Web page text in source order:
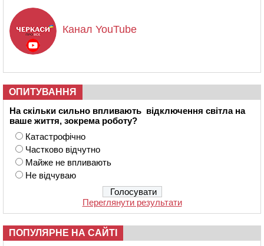
Канал YouTube
ОПИТУВАННЯ
На скільки сильно впливають відключення світла на
ваше життя, зокрема роботу?
Катастрофічно
Частково відчутно
Майже не впливають
Не відчуваю
Переглянути результати
ПОПУЛЯРНЕ НА САЙТІ